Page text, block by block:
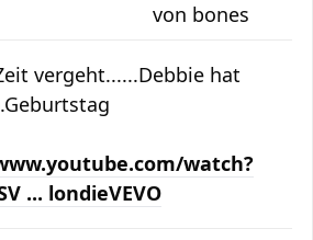
von bones
vergeht......Debbie hat
watch?
... londieVEVO